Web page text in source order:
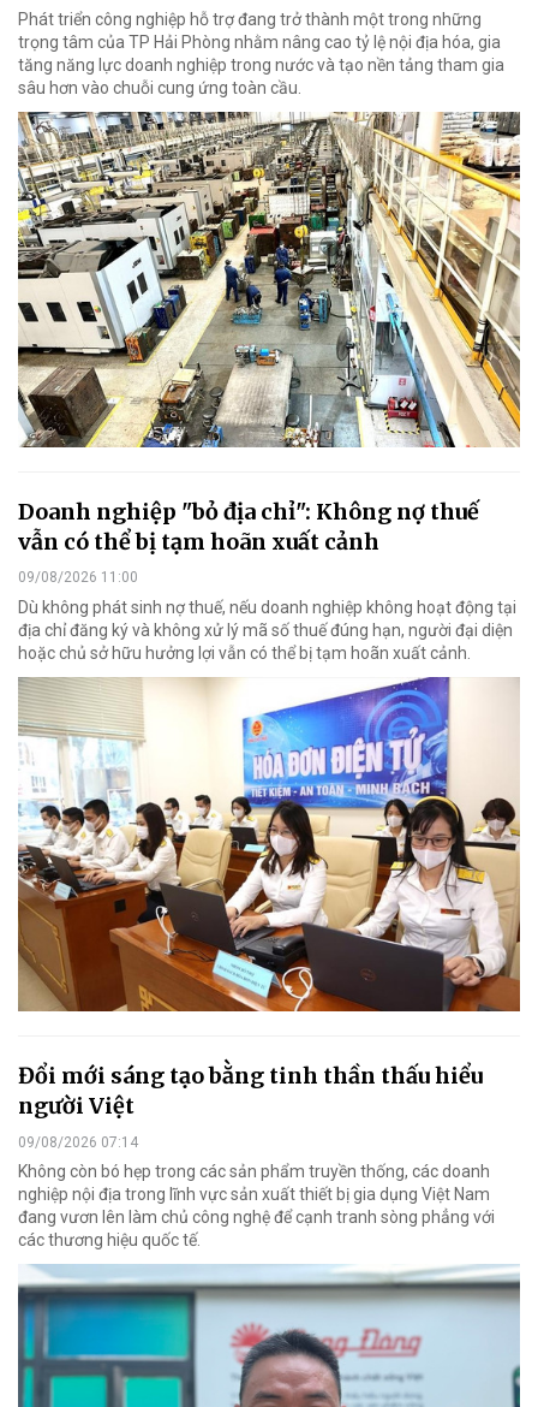
Phát triển công nghiệp hỗ trợ đang trở thành một trong những
trọng tâm của TP Hải Phòng nhằm nâng cao tỷ lệ nội địa hóa, gia
tăng năng lực doanh nghiệp trong nước và tạo nền tảng tham gia
sâu hơn vào chuỗi cung ứng toàn cầu.
Doanh nghiệp "bỏ địa chỉ": Không nợ thuế
vẫn có thể bị tạm hoãn xuất cảnh
09/08/2026 11:00
Dù không phát sinh nợ thuế, nếu doanh nghiệp không hoạt động tại
địa chỉ đăng ký và không xử lý mã số thuế đúng hạn, người đại diện
hoặc chủ sở hữu hưởng lợi vẫn có thể bị tạm hoãn xuất cảnh.
Đổi mới sáng tạo bằng tinh thần thấu hiểu
người Việt
09/08/2026 07:14
Không còn bó hẹp trong các sản phẩm truyền thống, các doanh
nghiệp nội địa trong lĩnh vực sản xuất thiết bị gia dụng Việt Nam
đang vươn lên làm chủ công nghệ để cạnh tranh sòng phẳng với
các thương hiệu quốc tế.